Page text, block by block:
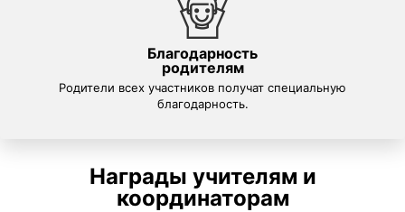
Благодарность
родителям
Родители всех участников получат специальную
благодарность.
Награды учителям и
координаторам